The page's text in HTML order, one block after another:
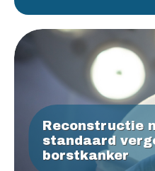
Reconstructie
standaard
borstkanker